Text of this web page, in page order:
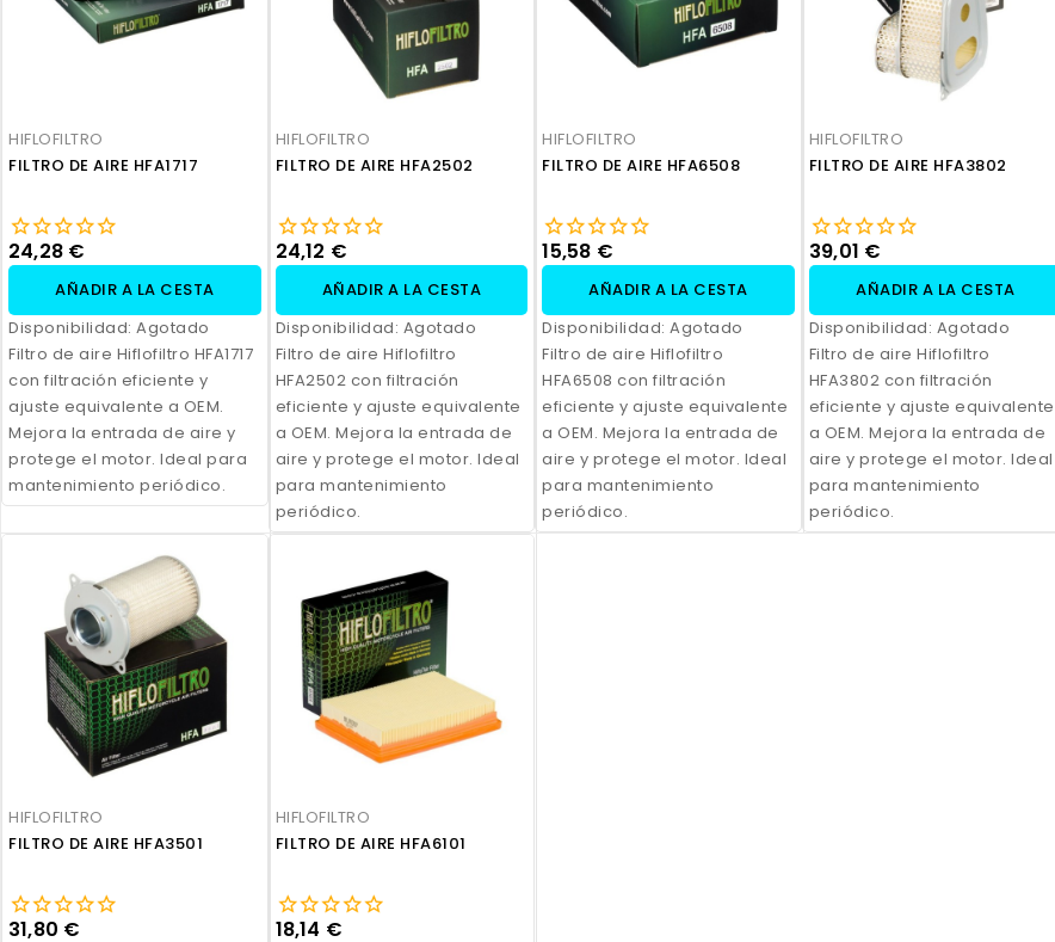
HIFLOFILTRO
FILTRO DE AIRE HFA1717
24,28 €
AÑADIR A LA CESTA
Disponibilidad: Agotado
Filtro de aire Hiflofiltro HFA1717
con filtración eficiente y
ajuste equivalente a OEM.
Mejora la entrada de aire y
protege el motor. Ideal para
mantenimiento periódico.
HIFLOFILTRO
FILTRO DE AIRE HFA2502
24,12 €
AÑADIR A LA CESTA
Disponibilidad: Agotado
Filtro de aire Hiflofiltro
HFA2502 con filtración
eficiente y ajuste equivalente
a OEM. Mejora la entrada de
aire y protege el motor. Ideal
para mantenimiento
periódico.
HIFLOFILTRO
FILTRO DE AIRE HFA6508
15,58 €
AÑADIR A LA CESTA
Disponibilidad:Agotado
Filtro de aire Hiflofiltro
HFA6508 con filtración
eficiente y ajuste equivalente
a OEM. Mejora la entrada de
aire y protege el motor. Ideal
para mantenimiento
periódico.
HIFLOFILTRO
FILTRO DE AIRE HFA3802
39,01 €
AÑADIR A LA CESTA
Disponibilidad: Agotado
Filtro de aire Hiflofiltro
HFA3802 con filtración
eficiente y ajuste equivalente
a OEM. Mejora la entrada de
aire y protege el motor. Ideal
para mantenimiento
periódico.
HIFLOFILTRO
FILTRO DE AIRE HFA3501
31,80 €
HIFLOFILTRO
FILTRO DE AIRE HFA6101
18,14 €